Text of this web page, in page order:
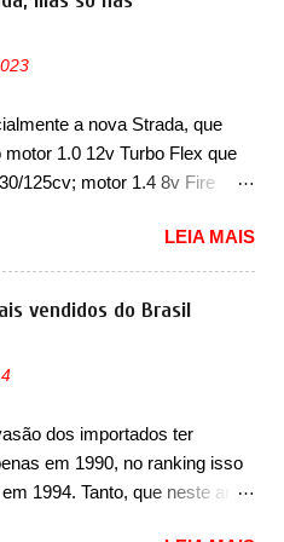
design que está bastante
desenho mais retangular, com
para as laterais.
mais próxima para a solução
do software do módulo de
(AHCP e HCP). Para
envolvidos, também, será
motor do ventilador HVAC
ventilação e ar-condicionado).
confirmou que “foi
microprocessador do Módulo
de força motriz, requerendo a
software do modulo de...
a nova Strada, que
1.0 12v Turbo Flex que
125cv; motor 1.4 8v Fire
nova Strada, que aparece com
e com uma nova opção de
da picape compacta receber o
Turbo Flex, conhecido
ser mutável com
que a concorrência
acompanhar e agora ela
LEIA MAIS
vendidos do Brasil
dos importados ter
em 1990, no ranking isso
1994. Tanto, que neste ano,